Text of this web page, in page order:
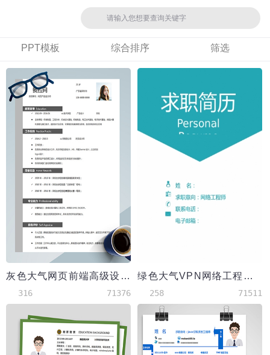
PPT模板 综合排序 筛选
灰色大气网页前端高级设计师简历
316 71376
绿色大气VPN网络工程师简历模板
258 71511